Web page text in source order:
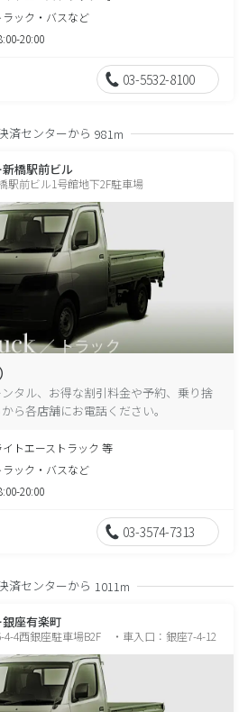
ラック・バスなど
20:00
03-5532-8100
済センターから 981m
新橋駅前ビル
駅前ビル1号館地下2F駐車場
タル、お得な割引料金や予約、乗り捨
ら各店舗にお電話ください。
イトエーストラック 等
ラック・バスなど
20:00
03-3574-7313
済センターから 1011m
銀座有楽町
4-4西銀座駐車場B2F ・車入口：銀座7-4-12